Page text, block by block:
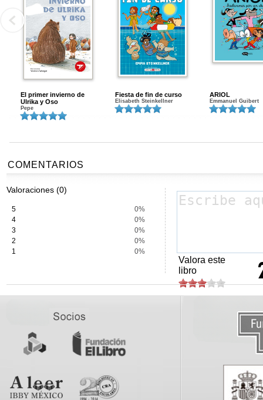
El primer invierno de
Ulrika y Oso
Pepe
Fiesta de fin de curso
Elisabeth Steinkellner
ARIOL
Emmanuel Guibert
COMENTARIOS
Valoraciones (0)
5
0%
4
0%
3
0%
2
0%
1
0%
Valora este
libro